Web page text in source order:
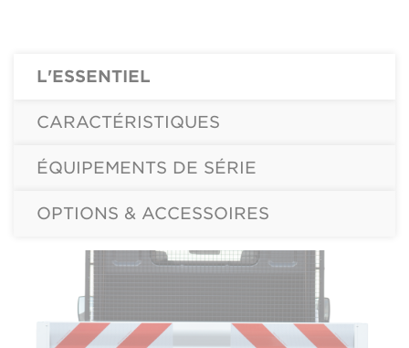
L'ESSENTIEL
CARACTÉRISTIQUES
ÉQUIPEMENTS DE SÉRIE
OPTIONS & ACCESSOIRES